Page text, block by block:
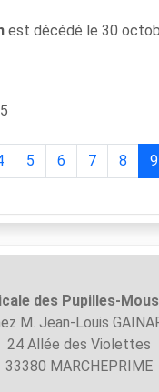
est décédé le 30
5 6 7 8 9
des Pupilles-
M. Jean-Louis
24 Allée des Violettes
33380 MARCHEPRIME